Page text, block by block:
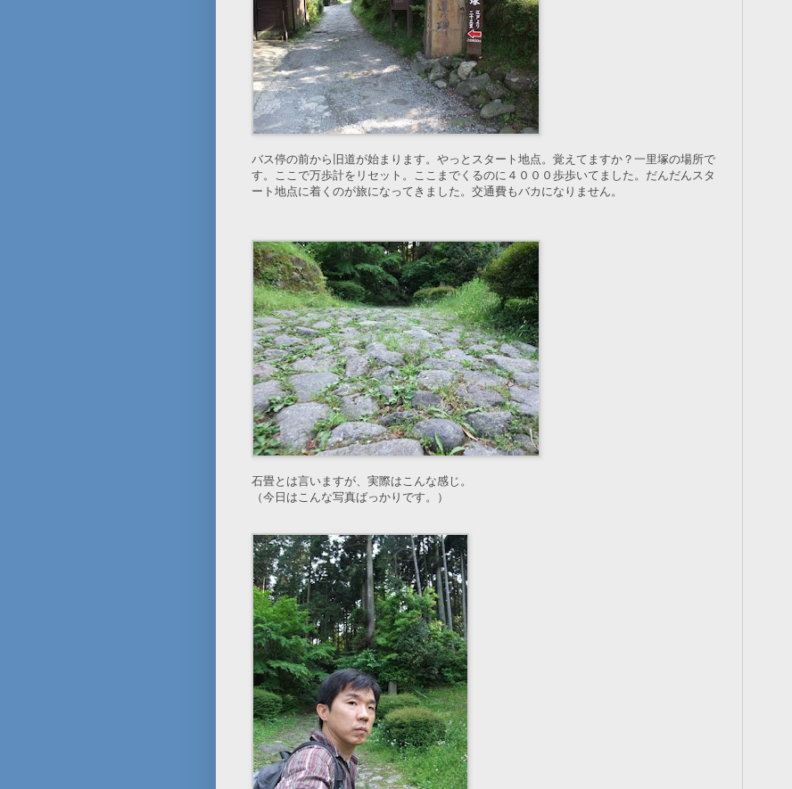
バス停の前から旧道が始まります。やっとスタート地点。覚えてますか？一里塚の場所で
す。ここで万歩計をリセット。ここまでくるのに４０００歩歩いてました。だんだんスタ
ート地点に着くのが旅になってきました。交通費もバカになりません。
石畳とは言いますが、実際はこんな感じ。
（今日はこんな写真ばっかりです。）